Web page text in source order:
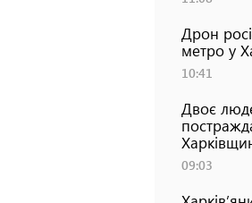
Дрон
метро у
10:41
Двоє
09:03